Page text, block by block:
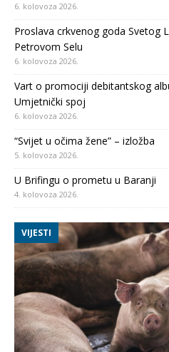
6. kolovoza 2026.
Proslava crkvenog goda Svetog
Petrovom Selu
6. kolovoza 2026.
Vart o promociji debitantskog
Umjetnički spoj
6. kolovoza 2026.
“Svijet u očima žene” – izložba
5. kolovoza 2026.
U Brifingu o prometu u Baranji
4. kolovoza 2026.
VIJESTI